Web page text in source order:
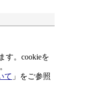
す。cookieを
て 」をご参照